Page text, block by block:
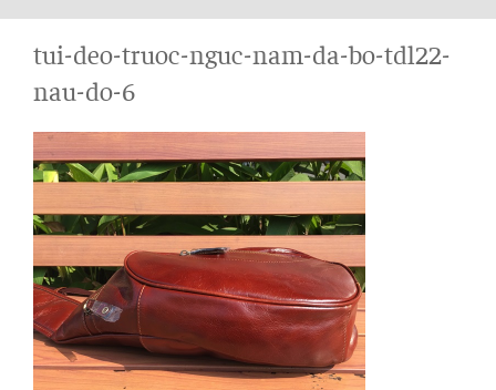
tui-deo-truoc-nguc-nam-da-bo-tdl22-
nau-do-6